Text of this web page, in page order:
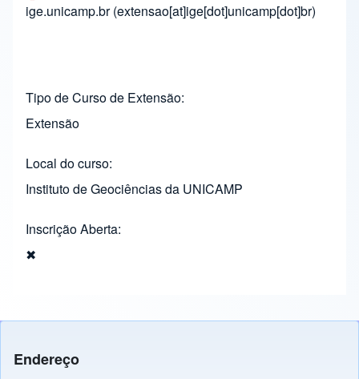
ige.unicamp.br(extensao[at]ige[dot]unicamp[dot]br)
Tipo de Curso de Extensão
Extensão
Local do curso
Instituto de Geociências da UNICAMP
Inscrição Aberta
✖
Endereço